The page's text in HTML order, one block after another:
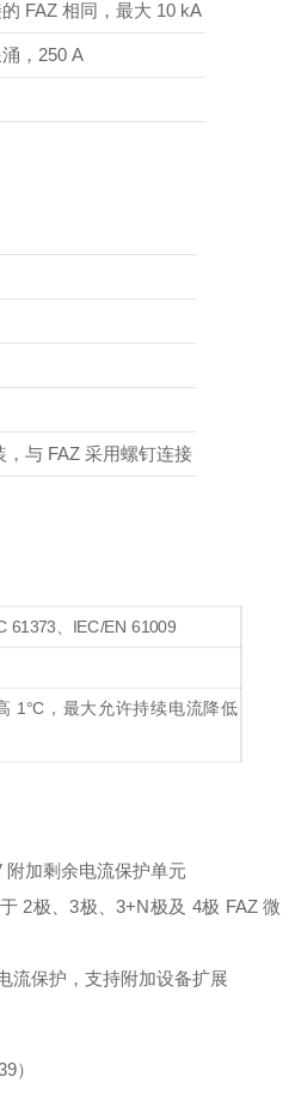
FAZ 相同，最大 10 kA
，250 A
，与 FAZ 采用螺钉连接
61373、IEC/EN 61009
1°C，最大允许持续电流降低
附加剩余电流保护单元
2极、3极、3+N极及 4极 FAZ 微
流保护，支持附加设备扩展
）